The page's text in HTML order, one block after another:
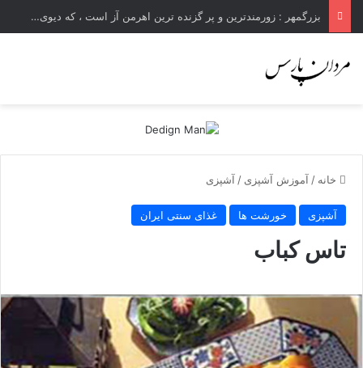
بزرگمهر : زورمندترین و پر گزنده ترین اهرمن آز است ، که دیوی است ستمکار و دیر ساز
خانه / آموزش آشپزی / آشپزی
آشپزی خورشت ها غذای سنتی ایران
تاس کباب